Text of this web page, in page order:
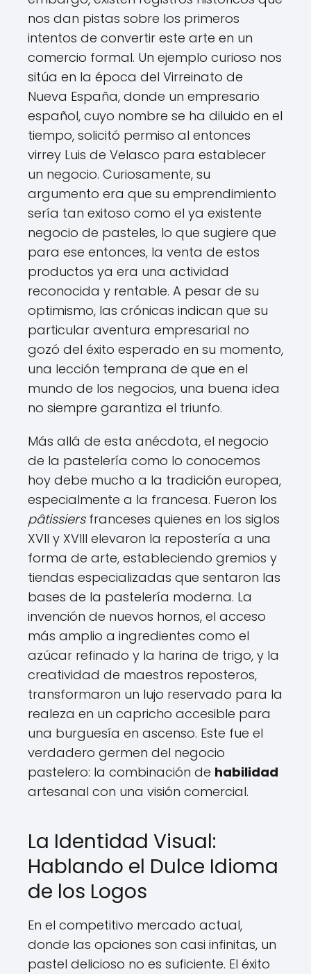
nos dan pistas sobre los primeros
intentos de convertir este arte en un
comercio formal. Un ejemplo curioso nos
sitúa en la época del Virreinato de
Nueva España, donde un empresario
español, cuyo nombre se ha diluido en el
tiempo, solicitó permiso al entonces
virrey Luis de Velasco para establecer
un negocio. Curiosamente, su
argumento era que su emprendimiento
sería tan exitoso como el ya existente
negocio de pasteles, lo que sugiere que
para ese entonces, la venta de estos
productos ya era una actividad
reconocida y rentable. A pesar de su
optimismo, las crónicas indican que su
particular aventura empresarial no
gozó del éxito esperado en su momento,
una lección temprana de que en el
mundo de los negocios, una buena idea
no siempre garantiza el triunfo.
Más allá de esta anécdota, el negocio
de la pastelería como lo conocemos
hoy debe mucho a la tradición europea,
especialmente a la francesa. Fueron los
pâtissiersfranceses quienes en los siglos
XVII y XVIII elevaron la repostería a una
forma de arte, estableciendo gremios y
tiendas especializadas que sentaron las
bases de la pastelería moderna. La
invención de nuevos hornos, el acceso
más amplio a ingredientes como el
azúcar refinado y la harina de trigo, y la
creatividad de maestros reposteros,
transformaron un lujo reservado para la
realeza en un capricho accesible para
una burguesía en ascenso. Este fue el
verdadero germen del negocio
pastelero: la combinación de habilidad
artesanal con una visión comercial.
La Identidad Visual:
Hablando el Dulce Idioma
de los Logos
En el competitivo mercado actual,
donde las opciones son casi infinitas, un
pastel delicioso no es suficiente. El éxito